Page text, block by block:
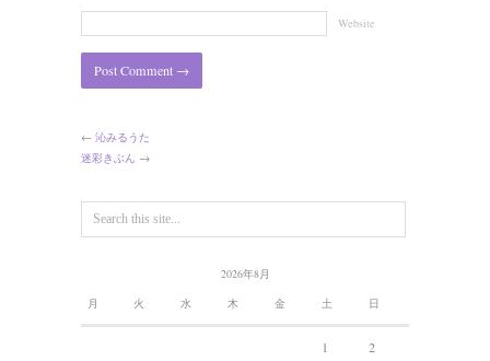
Website
← 沁みるうた
迷彩きぶん →
2026年8月
月 火 水 木 金 土 日
1 2